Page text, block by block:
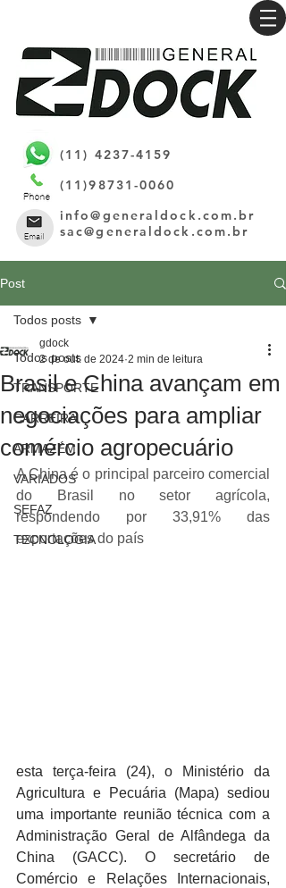
(11) 4237-4159
(11)98731-0060
info@generaldock.com.br
sac@generaldock.com.br
Post
Todos posts
TRANSPORTE
CARREIRA
ARMAZÉM
VARIADOS
SEFAZ
TECNOLOGIA
Todos posts
Brasil e China avançam em
negociações para ampliar
comércio agropecuário
gdock
2 de out. de 2024 2 min de leitura
A China é o principal parceiro comercial
do Brasil no setor agrícola,
respondendo por 33,91% das
exportações do país
esta terça-feira (24), o Ministério da
Agricultura e Pecuária (Mapa) sediou
uma importante reunião técnica com a
Administração Geral de Alfândega da
China (GACC). O secretário de
Comércio e Relações Internacionais,